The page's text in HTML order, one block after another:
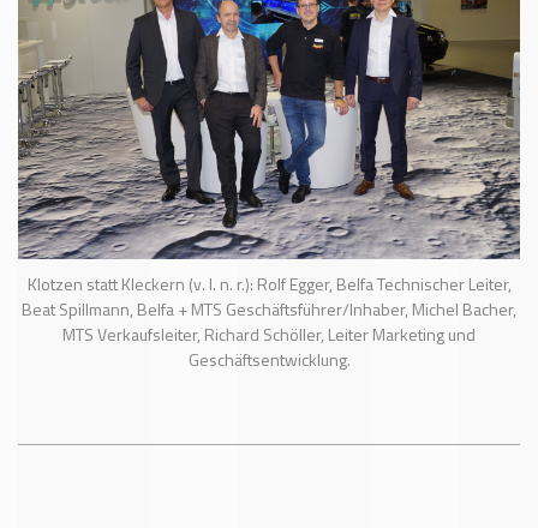
Klotzen statt Kleckern (v. l. n. r.): Rolf Egger, Belfa Technischer Leiter,
Beat Spillmann, Belfa + MTS Geschäftsführer/Inhaber, Michel Bacher,
MTS Verkaufsleiter, Richard Schöller, Leiter Marketing und
Geschäftsentwicklung.